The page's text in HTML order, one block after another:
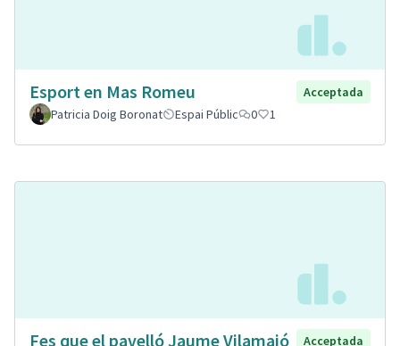
Esport en Mas Romeu
Acceptada
Patricia Doig Boronat
Espai Públic 0 1
Fes que el pavelló Jaume Vilamajó
Acceptada